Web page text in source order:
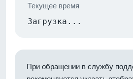
Текущее время
Загрузка...
При обращении в службу